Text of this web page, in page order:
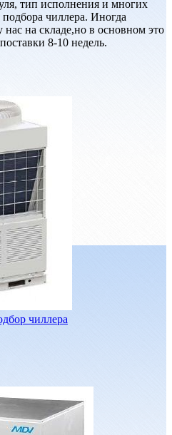
тип исполнения и многих
подбора чиллера. Иногда
на складе,но в основном это
8-10 недель.
чиллера